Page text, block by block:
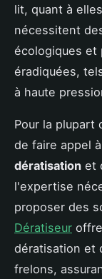
lit, quant à
nécessitent
écologiques et
éradiquées,
à haute
Pour la plupart
de faire appel
dératisation et
l'expertise
proposer des
Dératiseur
dératisation et
frelons,